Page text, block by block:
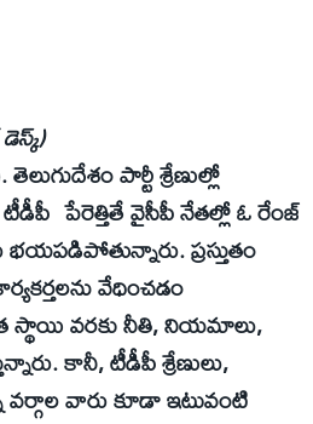
పార్టీ శ్రేణుల్లో
పేరెత్తితే వైసీపీ నేతల్లో ఓ రేంజ్‌
ప్రస్తుతం
వేధించడం
స్థాయి వరకు నీతి, నియమాలు,
కానీ, టీడీపీ శ్రేణులు,
వారు కూడా ఇటువంటి